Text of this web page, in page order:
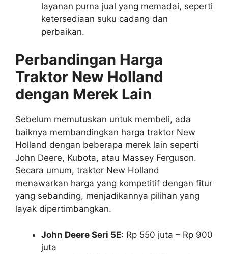
layanan purna jual yang memadai, seperti
ketersediaan suku cadang dan
perbaikan.
Perbandingan Harga
Traktor New Holland
dengan Merek Lain
Sebelum memutuskan untuk membeli, ada
baiknya membandingkan harga traktor New
Holland dengan beberapa merek lain seperti
John Deere, Kubota, atau Massey Ferguson.
Secara umum, traktor New Holland
menawarkan harga yang kompetitif dengan fitur
yang sebanding, menjadikannya pilihan yang
layak dipertimbangkan.
John Deere Seri 5E: Rp 550 juta – Rp 900
juta